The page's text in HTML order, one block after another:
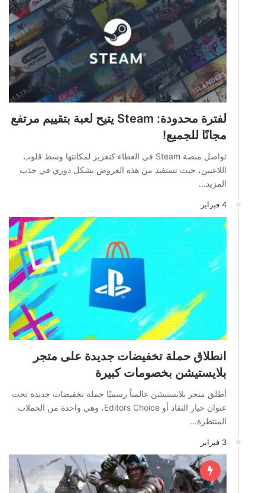
لفترة محدودة: Steam يتيح لعبة بتقييم مرتفع
مجانًا للجميع!
تواصل منصة Steam في العطاء كتعزيز لمكانتها وسط قلوب
اللاعبين، حيث تستفيد من هذه العروض بشكل دوري في جذب
المزيد…
4 فبراير
انطلاق حملة تخفيضات جديدة على متجر
بلايستيشن بخصومات كبيرة
أطلق متجر بلايستيشن عالمياً رسميًا حملة تخفيضات جديدة تحت
عنوان خيار النقاد أو Editors Choice، وهي واحدة من الحملات
المنتظرة…
3 فبراير